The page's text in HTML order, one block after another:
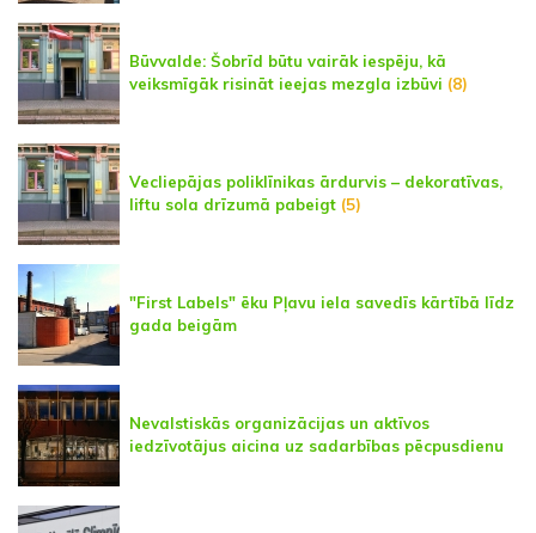
Būvvalde: Šobrīd būtu vairāk iespēju, kā
veiksmīgāk risināt ieejas mezgla izbūvi (8)
Vecliepājas poliklīnikas ārdurvis – dekoratīvas,
liftu sola drīzumā pabeigt (5)
"First Labels" ēku Pļavu iela savedīs kārtībā līdz
gada beigām
Nevalstiskās organizācijas un aktīvos
iedzīvotājus aicina uz sadarbības pēcpusdienu